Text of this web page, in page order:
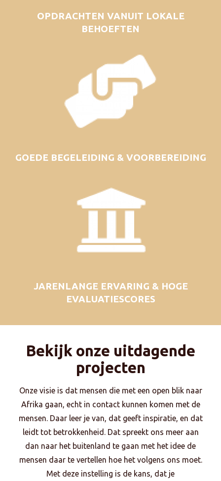
OPDRACHTEN VANUIT LOKALE
BEHOEFTEN
GOEDE BEGELEIDING & VOORBEREIDING
JARENLANGE ERVARING & HOGE
EVALUATIESCORES
Bekijk onze uitdagende
projecten
Onze visie is dat mensen die met een open blik naar
Afrika gaan, echt in contact kunnen komen met de
mensen. Daar leer je van, dat geeft inspiratie, en dat
leidt tot betrokkenheid. Dat spreekt ons meer aan
dan naar het buitenland te gaan met het idee de
mensen daar te vertellen hoe het volgens ons moet.
Met deze instelling is de kans, dat je